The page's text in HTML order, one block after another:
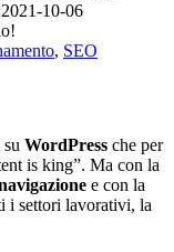
2021-10-06
, SEO
WordPress che per
is king”. Ma con la
e con la
i settori lavorativi, la